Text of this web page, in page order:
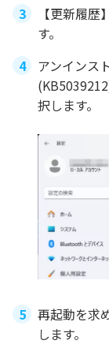
【更新履
す。
アンインス
択します。
再起動を求
します。